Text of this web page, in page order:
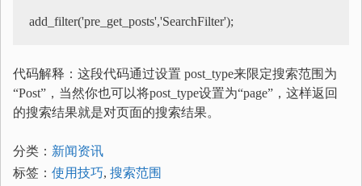
add_filter('pre_get_posts','SearchFilter');
代码解释：这段代码通过设置 post_type来限定搜索范围为
“Post”，当然你也可以将post_type设置为“page”，这样返回
的搜索结果就是对页面的搜索结果。
分类： 新闻资讯
标签： 使用技巧, 搜索范围